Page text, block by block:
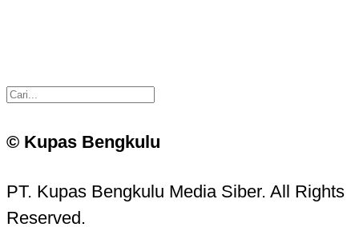
© Kupas Bengkulu
PT. Kupas Bengkulu Media Siber. All Rights
Reserved.